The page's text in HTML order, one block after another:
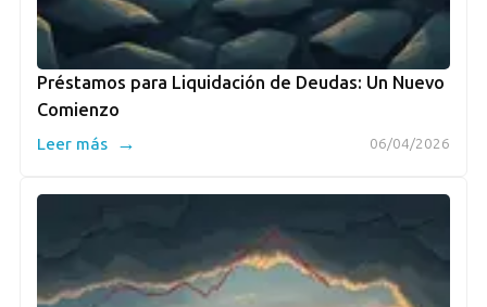
Préstamos para Liquidación de Deudas: Un Nuevo
Comienzo
06/04/2026
Leer más →